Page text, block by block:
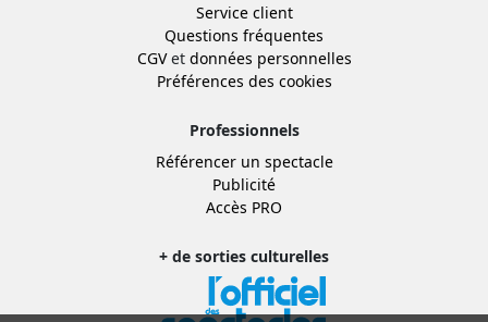
Service client
Questions fréquentes
CGVet données personnelles
Préférences des cookies
Professionnels
Référencer un spectacle
Publicité
Accès PRO
+ de sorties culturelles